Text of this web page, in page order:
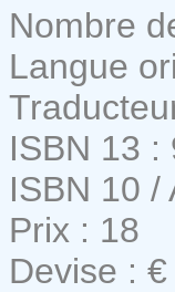
Nombre
Langue
ISBN 13 :
ISBN 10 /
Prix : 18
Devise : €